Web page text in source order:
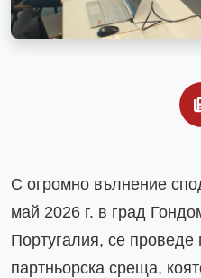
С огромно вълнение
май 2026 г. в град
Португалия, се проведе
партньорска среща,